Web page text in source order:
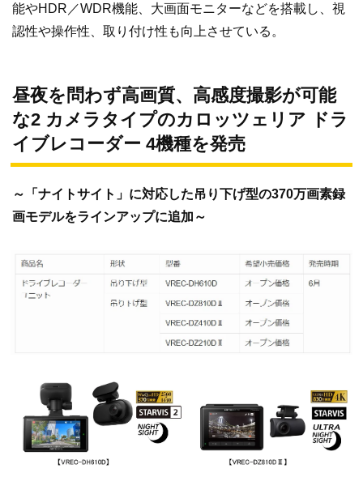
能やHDR／WDR機能、大画面モニターなどを搭載し、視
認性や操作性、取り付け性も向上させている。
昼夜を問わず高画質、高感度撮影が可能
な2 カメラタイプのカロッツェリア ドラ
イブレコーダー 4機種を発売
～「ナイトサイト」に対応した吊り下げ型の370万画素録
画モデルをラインアップに追加～